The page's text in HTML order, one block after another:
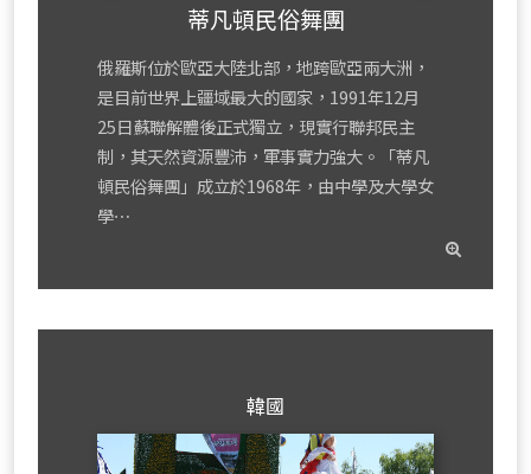
蒂凡頓民俗舞團
俄羅斯位於歐亞大陸北部，地跨歐亞兩大洲，
是目前世界上疆域最大的國家，1991年12月
25日蘇聯解體後正式獨立，現實行聯邦民主
制，其天然資源豐沛，軍事實力強大。「蒂凡
頓民俗舞團」成立於1968年，由中學及大學女
學⋯
韓國